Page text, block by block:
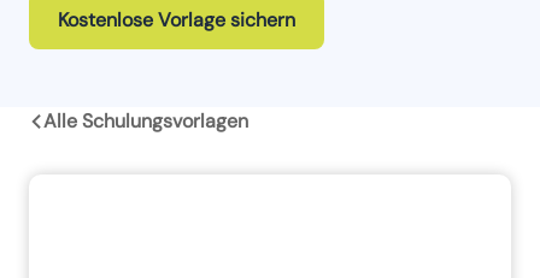
Kostenlose Vorlage sichern
Alle Schulungsvorlagen